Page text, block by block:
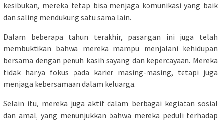
kesibukan, mereka tetap bisa menjaga komunikasi yang baik
dan saling mendukung satu sama lain.
Dalam beberapa tahun terakhir, pasangan ini juga telah
membuktikan bahwa mereka mampu menjalani kehidupan
bersama dengan penuh kasih sayang dan kepercayaan. Mereka
tidak hanya fokus pada karier masing-masing, tetapi juga
menjaga kebersamaan dalam keluarga.
Selain itu, mereka juga aktif dalam berbagai kegiatan sosial
dan amal, yang menunjukkan bahwa mereka peduli terhadap